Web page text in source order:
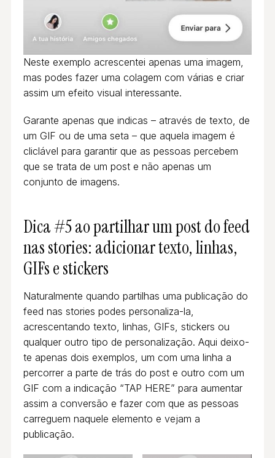
Neste exemplo acrescentei apenas uma imagem,
mas podes fazer uma colagem com várias e criar
assim um efeito visual interessante.
Garante apenas que indicas – através de texto, de
um GIF ou de uma seta – que aquela imagem é
cliclável para garantir que as pessoas percebem
que se trata de um post e não apenas um
conjunto de imagens.
Dica #5 ao partilhar um post do feed
nas stories: adicionar texto, linhas,
GIFs e stickers
Naturalmente quando partilhas uma publicação do
feed nas stories podes personaliza-la,
acrescentando texto, linhas, GIFs, stickers ou
qualquer outro tipo de personalização. Aqui deixo-
te apenas dois exemplos, um com uma linha a
percorrer a parte de trás do post e outro com um
GIF com a indicação “TAP HERE” para aumentar
assim a conversão e fazer com que as pessoas
carreguem naquele elemento e vejam a
publicação.